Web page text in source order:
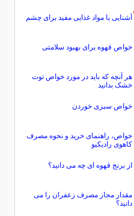
آشنایی با مواد غذایی مفید برای چشم
خواص قهوه برای بهبود سلامتی
هر آنچه که باید در مورد خواص توت
خشک بدانید
خواص سبزی خوردن
خواص، راهنمای خرید و نحوه مصرف
کاهوی رادیکیو
از برنج قهوه ای چه می دانید؟
مقدار مجاز مصرف زعفران را می
دانید؟